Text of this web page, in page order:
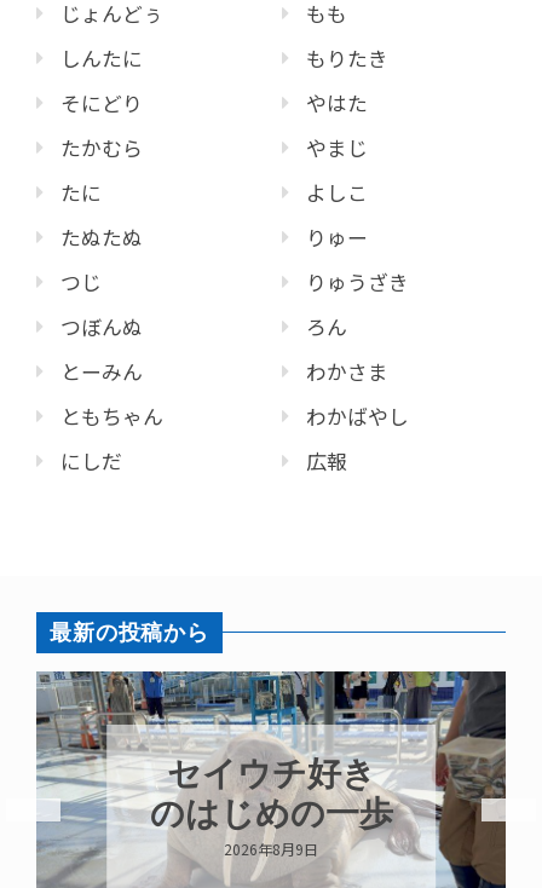
じょんどぅ
しんたに
そにどり
たかむら
たに
たぬたぬ
つじ
つぼんぬ
とーみん
ともちゃん
にしだ
もも
もりたき
やはた
やまじ
よしこ
りゅー
りゅうざき
ろん
わかさま
わかばやし
広報
最新の投稿から
セイウチ好き
のはじめの一歩
2026年8月9日